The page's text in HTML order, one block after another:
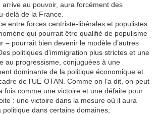
arrive au pouvoir, aura forcément des
delà de la France.
entre forces centriste-libérales et populistes
qui pourrait être qualifié de populisme
– pourrait bien devenir le modèle d’autres
politiques d’immigration plus strictes et une
au progressisme, conjuguées à une
dominante de la politique économique et
de l’UE-OTAN. Comme on l’a dit, on peut
fois comme une victoire et une défaite pour
: une victoire dans la mesure où il aura
dans certains domaines,